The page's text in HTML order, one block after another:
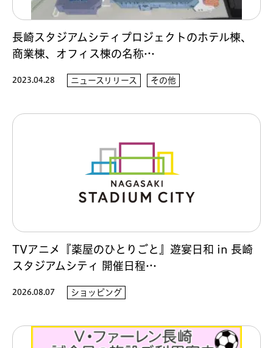
長崎スタジアムシティプロジェクトのホテル棟、
商業棟、オフィス棟の名称…
2023.04.28 ニュースリリース その他
TVアニメ『薬屋のひとりごと』遊宴日和 in 長崎
スタジアムシティ 開催日程…
2026.08.07 ショッピング